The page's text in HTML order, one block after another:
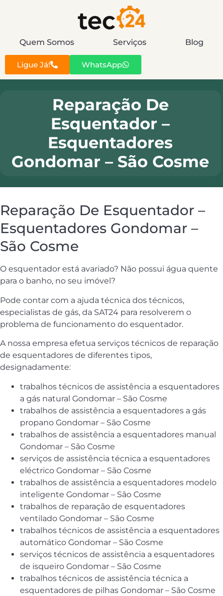
Quem Somos Serviços Blog
Ligue Já! WhatsApp
Reparação De
Esquentador –
Esquentadores
Gondomar – São Cosme
Reparação De Esquentador –
Esquentadores Gondomar –
São Cosme
O esquentador está avariado? Não possui água quente
para o banho, no seu imóvel?
Pode contar com a ajuda técnica dos técnicos,
especialistas de gás, da SAT24 para resolverem o
problema de funcionamento do esquentador.
A nossa empresa efetua serviços técnicos de reparação
de esquentadores de diferentes tipos,
designadamente:
trabalhos técnicos de assistência a esquentadores
a gás natural Gondomar – São Cosme
trabalhos de assistência a esquentadores a gás
propano Gondomar – São Cosme
trabalhos de assistência a esquentadores manual
Gondomar – São Cosme
serviços de assistência técnica a esquentadores
eléctrico Gondomar – São Cosme
trabalhos de assistência a esquentadores modelo
inteligente Gondomar – São Cosme
trabalhos de reparação de esquentadores
ventilado Gondomar – São Cosme
trabalhos técnicos de assistência a esquentadores
automático Gondomar – São Cosme
serviços técnicos de assistência a esquentadores
de isqueiro Gondomar – São Cosme
trabalhos técnicos de assistência técnica a
esquentadores de pilhas Gondomar – São Cosme